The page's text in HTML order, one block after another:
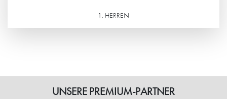
1. HERREN
UNSERE PREMIUM-PARTNER